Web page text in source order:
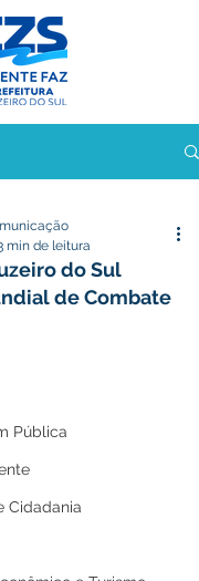
Pública
Cidadania
do Sul
de Combate
min de leitura